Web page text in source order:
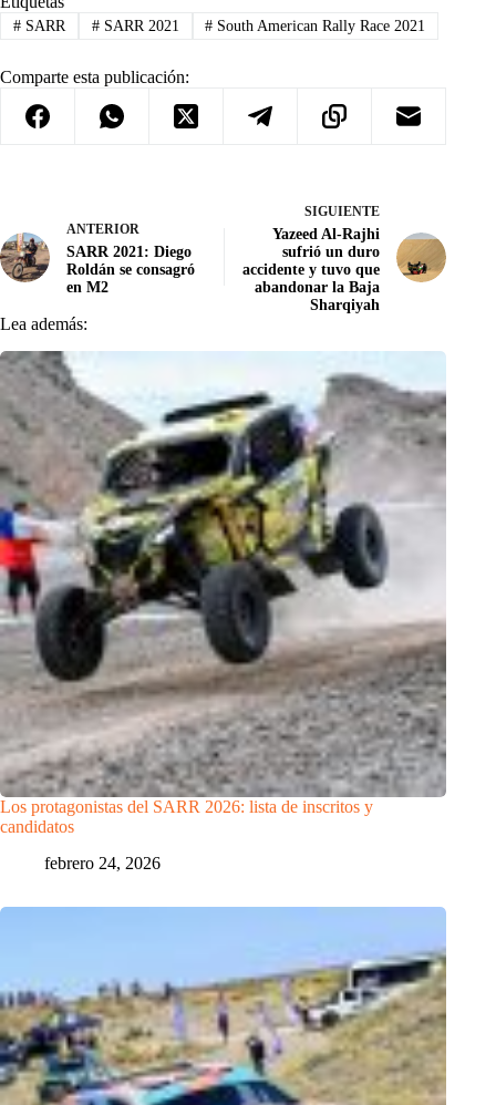
#SARR #SARR 2021 # South American Rally Race 2021
Comparte esta publicación:
ANTERIOR
SARR 2021: Diego
Roldán se consagró
en M2
SIGUIENTE
Yazeed Al-Rajhi
sufrió un duro
accidente y tuvo que
abandonar la Baja
Sharqiyah
Lea además:
Los protagonistas del SARR 2026: lista de inscritos y
candidatos
febrero 24, 2026